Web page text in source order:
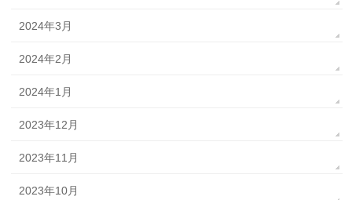
2024年3月
2024年2月
2024年1月
2023年12月
2023年11月
2023年10月